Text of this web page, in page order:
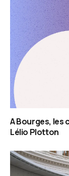
A Bourges, les
Lélio Plotton